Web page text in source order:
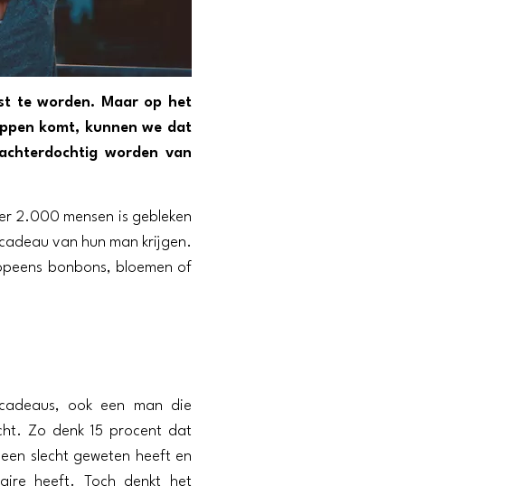
te worden. Maar op het
komt, kunnen we dat
worden van
2.000 mensen is gebleken
van hun man krijgen.
bonbons, bloemen of
ook een man die
Zo denk 15 procent dat
slecht geweten heeft en
heeft. Toch denkt het